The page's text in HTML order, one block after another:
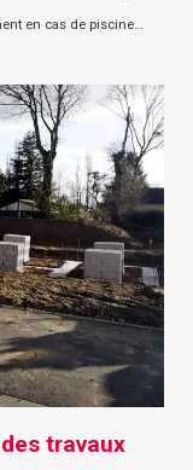
en cas de piscine…
travaux